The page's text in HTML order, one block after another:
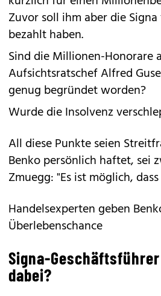
Zuvor soll ihm aber die
bezahlt haben.
Sind die Millionen-­Honorare
Aufsichtsratschef Alfred
genug begründet worden?
Wurde die Insolvenz
All diese Punkte seien
Benko persönlich haftet, sei
Zmuegg: "Es ist möglich,
Handelsexperten geben
Überlebenschance
Signa-
dabei?